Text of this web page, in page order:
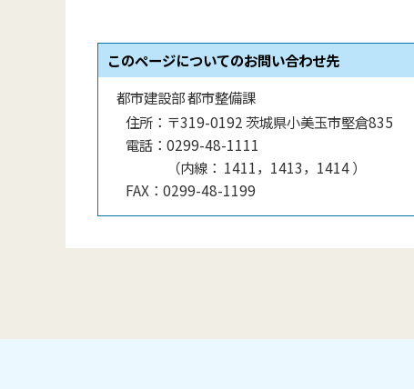
このページについてのお問い合わせ先
都市建設部 都市整備課
住所： 〒319-0192 茨城県小美玉市堅倉835
電話： 0299-48-1111
（内線 ： 1411，1413，1414）
FAX： 0299-48-1199